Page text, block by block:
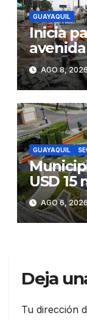
GUAYAQUIL
Inicia
Nazur
AGO 8, 2026
GUAYAQUIL
USD 15
AGO 6,
Deja
Tu dirección